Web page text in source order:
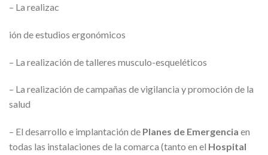
– La realizac
ión de estudios ergonómicos
– La realización de talleres musculo-esqueléticos
– La realización de campañas de vigilancia y promoción de la
salud
– El desarrollo e implantación de Planes de Emergencia en
todas las instalaciones de la comarca (tanto en el Hospital